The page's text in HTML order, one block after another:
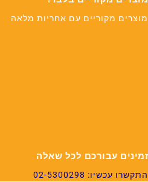
מוצרים מקוריים עם אחריות מלאה
זמינים עבורכם לכל שאלה
התקשרו עכשיו: 02-5300298